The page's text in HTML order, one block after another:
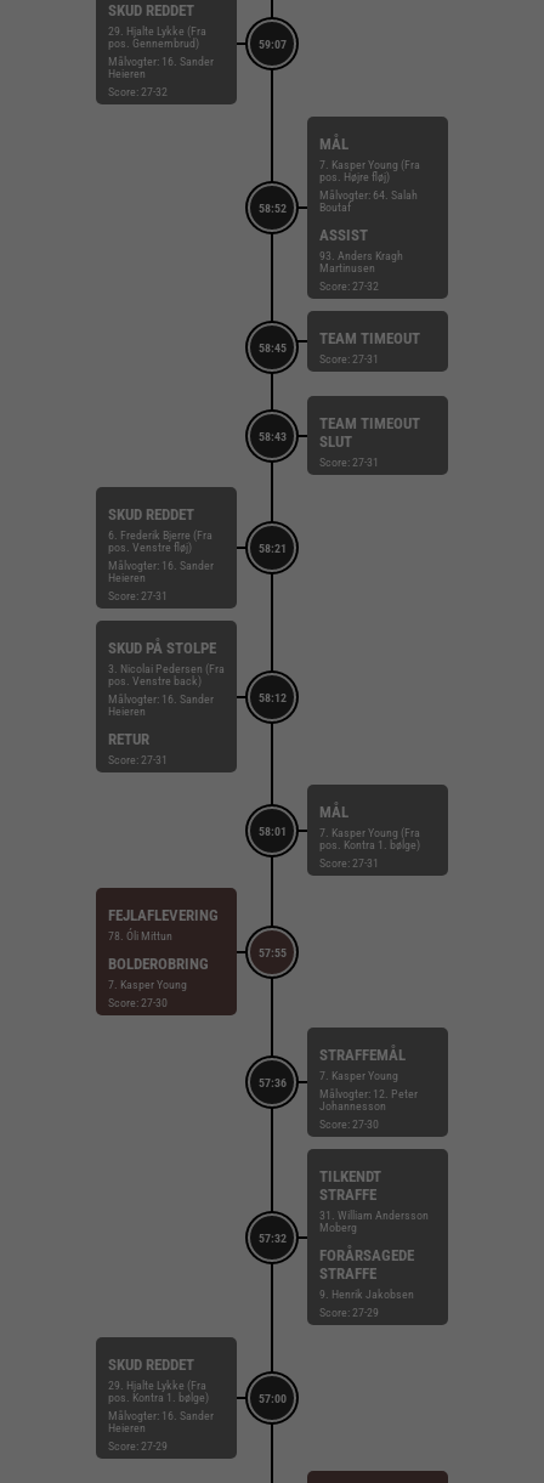
59:07
SKUD REDDET
29. Hjalte Lykke (Fra
pos. Gennembrud)
Målvogter: 16. Sander
Heieren
Score: 27-32
58:52
MÅL
7. Kasper Young (Fra
pos. Højre fløj)
Målvogter: 64. Salah
Boutaf
ASSIST
93. Anders Kragh
Martinusen
Score: 27-32
58:45
TEAM TIMEOUT
Score: 27-31
58:43
TEAM TIMEOUT
SLUT
Score: 27-31
58:21
SKUD REDDET
6. Frederik Bjerre (Fra
pos. Venstre fløj)
Målvogter: 16. Sander
Heieren
Score: 27-31
58:12
SKUD PÅ STOLPE
3. Nicolai Pedersen (Fra
pos. Venstre back)
Målvogter: 16. Sander
Heieren
RETUR
Score: 27-31
58:01
MÅL
7. Kasper Young (Fra
pos. Kontra 1. bølge)
Score: 27-31
57:55
FEJLAFLEVERING
78. Óli Mittun
BOLDEROBRING
7. Kasper Young
Score: 27-30
57:36
STRAFFEMÅL
7. Kasper Young
Målvogter: 12. Peter
Johannesson
Score: 27-30
57:32
TILKENDT
STRAFFE
31. William Andersson
Moberg
FORÅRSAGEDE
STRAFFE
9. Henrik Jakobsen
Score: 27-29
57:00
SKUD REDDET
29. Hjalte Lykke (Fra
pos. Kontra 1. bølge)
Målvogter: 16. Sander
Heieren
Score: 27-29